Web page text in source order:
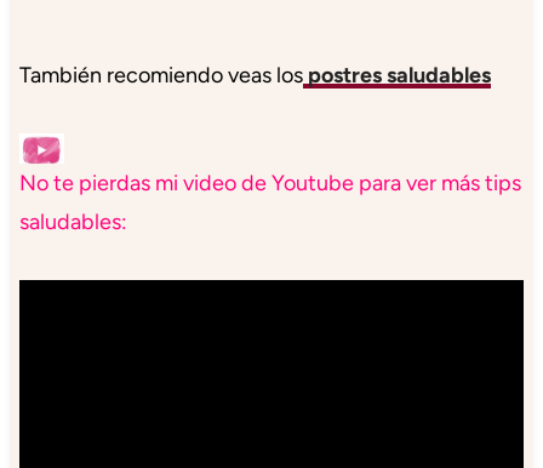
También recomiendo veas lospostres saludables
No te pierdas mi video de Youtube para ver más tips
saludables: